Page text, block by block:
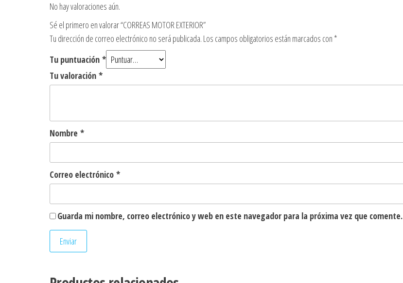
No hay valoraciones aún.
Sé el primero en valorar “CORREAS MOTOR EXTERIOR”
Tu dirección de correo electrónico no será publicada. Los campos obligatorios están marcados con *
Tu puntuación *
Tu valoración *
Nombre *
Correo electrónico *
Guarda mi nombre, correo electrónico y web en este navegador para la próxima vez que comente.